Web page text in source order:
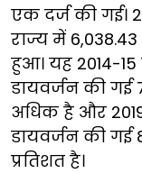
एक दर्ज की गई।
राज्य में
हुआ। यह 2014-
डायवर्जन की
अधिक है और
डायवर्जन की गई
प्रतिशत है।